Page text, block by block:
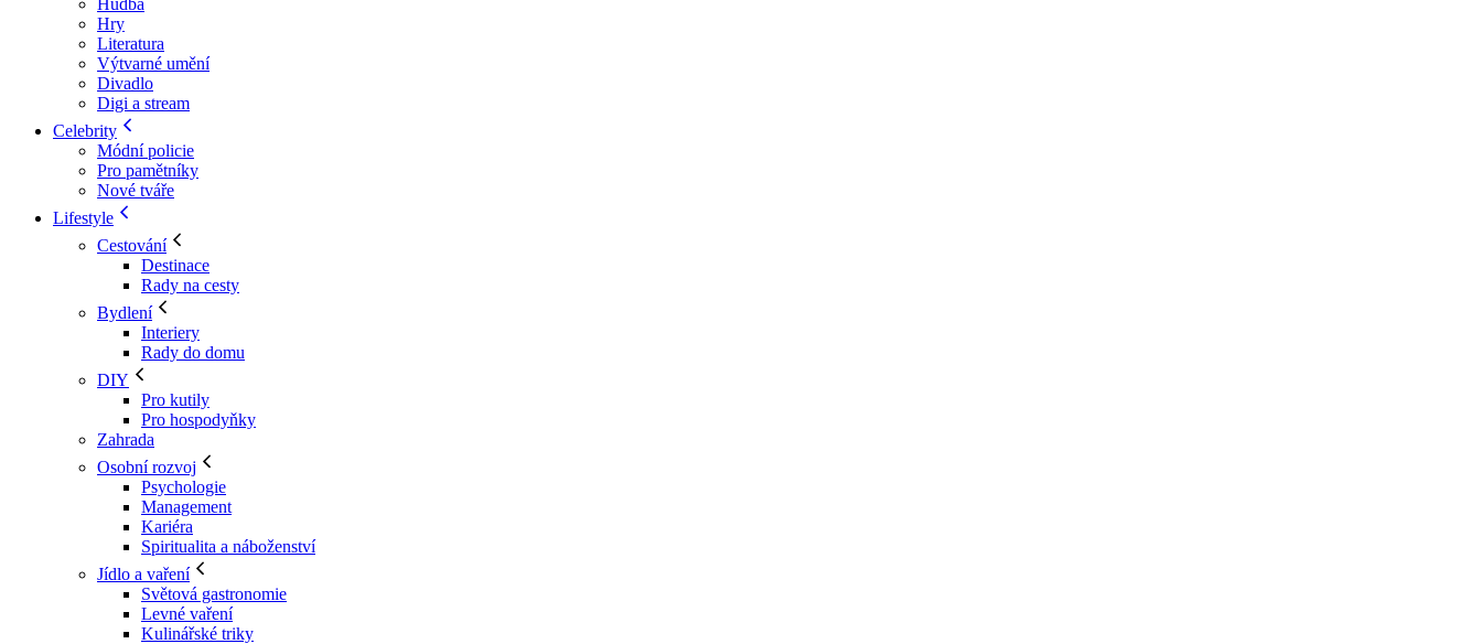
Hudba
Hry
Literatura
Výtvarné umění
Divadlo
Digi a stream
Celebrity
Módní policie
Pro pamětníky
Nové tváře
Lifestyle
Cestování
Destinace
Rady na cesty
Bydlení
Interiery
Rady do domu
DIY
Pro kutily
Pro hospodyňky
Zahrada
Osobní rozvoj
Psychologie
Management
Kariéra
Spiritualita a náboženství
Jídlo a vaření
Světová gastronomie
Levné vaření
Kulinářské triky